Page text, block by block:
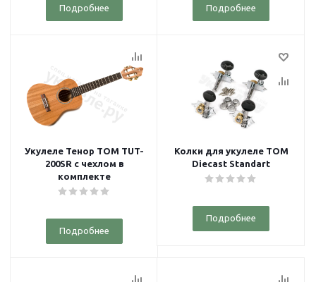
Подробнее Подробнее
Укулеле Тенор TOM TUT-
200SR с чехлом в
комплекте
Подробнее
Колки для укулеле TOM
Diecast Standart
Подробнее